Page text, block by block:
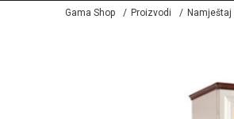
Gama Shop Proizvodi Namještaj